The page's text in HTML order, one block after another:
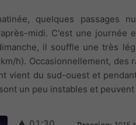
quelques passages
midi. C'est une journée
il souffle une très
h). Occasionnellement,
vient du sud-ouest et
un peu instables et peuvent